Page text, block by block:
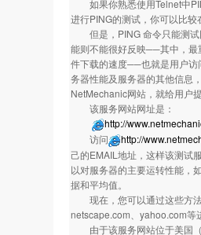
如果你熟悉使用Telnet中
进行PING的测试，你可以比
但是，PING 命令只能测试
能则不能很好反映──其中，最
件下载的速度──也就是用户访
务器性能及服务器的其他信息
NetMechanic网站，就给用户
该服务网站网址是
http://
访问
http://
己的EMAIL地址，这样该测试
以对服务器的主要运转性能，
据和平均值。
现在，您可以通过这些方法
netscape.com、yahoo.com等
由于该服务网站位于美国（